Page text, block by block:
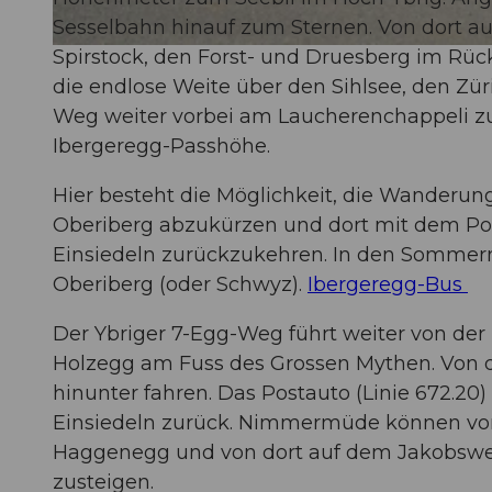
© Erhard Gick, Schwyzer Wanderwege
Sesselbahn hinauf zum Sternen. Von dort
Spirstock, den Forst- und Druesberg im
die endlose Weite über den Sihlsee, den
Weg weiter vorbei am Laucherenchappeli
Ibergeregg-Passhöhe.
Hier besteht die Möglichkeit, die
Oberiberg abzukürzen und dort mit dem
Einsiedeln zurückzukehren. In den
Oberiberg (oder Schwyz). Ibergeregg-Bus
Der Ybriger 7-Egg-Weg führt weiter von
Holzegg am Fuss des Grossen Mythen.
hinunter fahren. Das Postauto (Linie
Einsiedeln zurück. Nimmermüde können
Haggenegg und von dort auf dem
zusteigen.